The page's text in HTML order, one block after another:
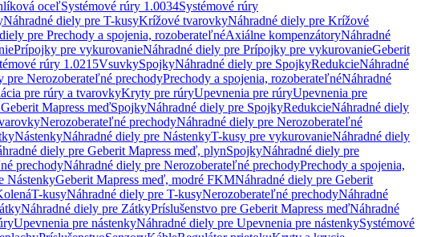
oceľSystémové rúry 1.0034Systémové rúry
Náhradné diely pre T-kusyKrížové tvarovkyNáhradné diely pre Krížové
pre Prechody a spojenia, rozoberateľnéAxiálne kompenzátoryNáhradné
Prípojky pre vykurovanieNáhradné diely pre Prípojky pre vykurovanieGeberit
rúry 1.0215VsuvkySpojkyNáhradné diely pre SpojkyRedukcieNáhradné
pre Nerozoberateľné prechodyPrechody a spojenia, rozoberateľnéNáhradné
pre rúry a tvarovkyKryty pre rúryUpevnenia pre rúryUpevnenia pre
Mapress meďSpojkyNáhradné diely pre SpojkyRedukcieNáhradné diely
Nerozoberateľné prechodyNáhradné diely pre Nerozoberateľné
NástenkyNáhradné diely pre NástenkyT-kusy pre vykurovanieNáhradné diely
diely pre Geberit Mapress meď, plynSpojkyNáhradné diely pre
prechodyNáhradné diely pre Nerozoberateľné prechodyPrechody a spojenia,
NástenkyGeberit Mapress meď, modré FKMNáhradné diely pre Geberit
T-kusyNáhradné diely pre T-kusyNerozoberateľné prechodyNáhradné
Náhradné diely pre ZátkyPríslušenstvo pre Geberit Mapress meďNáhradné
Upevnenia pre nástenkyNáhradné diely pre Upevnenia pre nástenkySystémové